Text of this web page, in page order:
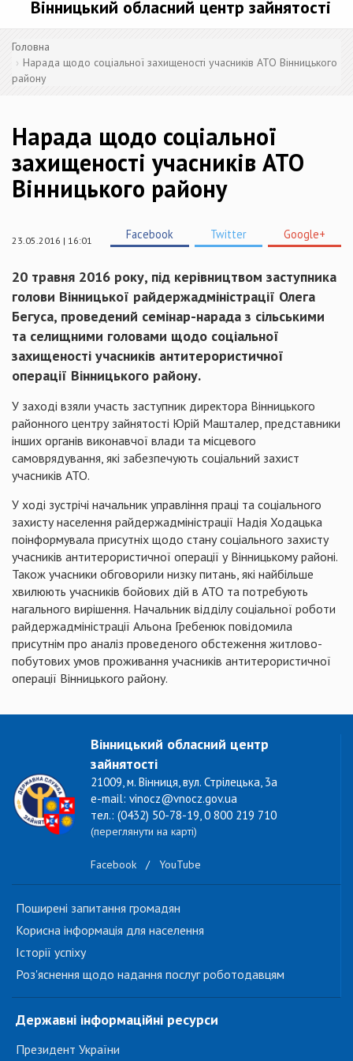
Вінницький обласний центр зайнятості
Головна
Нарада щодо соціальної захищеності учасників АТО Вінницького
району
Нарада щодо соціальної
захищеності учасників АТО
Вінницького району
23.05.2016 | 16:01 Facebook Twitter Google+
20 травня 2016 року, під керівництвом заступника
голови Вінницької райдержадміністрації Олега
Бегуса, проведений семінар-нарада з сільськими
та селищними головами щодо соціальної
захищеності учасників антитерористичної
операції Вінницького району.
У заході взяли участь заступник директора Вінницького
районного центру зайнятості Юрій Машталер, представники
інших органів виконавчої влади та місцевого
самоврядування, які забезпечують соціальний захист
учасників АТО.
У ході зустрічі начальник управління праці та соціального
захисту населення райдержадміністрації Надія Ходацька
поінформувала присутніх щодо стану соціального захисту
учасників антитерористичної операції у Вінницькому районі.
Також учасники обговорили низку питань, які найбільше
хвилюють учасників бойових дій в АТО та потребують
нагального вирішення. Начальник відділу соціальної роботи
райдержадміністрації Альона Гребенюк повідомила
присутнім про аналіз проведеного обстеження житлово-
побутових умов проживання учасників антитерористичної
операції Вінницького району.
Вінницький обласний центр
зайнятості
21009, м. Вінниця, вул. Стрілецька, 3а
e-mail: vinocz@vnocz.gov.ua
тел.: (0432) 50-78-19, 0 800 219 710
(переглянути на карті)
Facebook / YouTube
Поширені запитання громадян
Корисна інформація для населення
Історії успіху
Роз'яснення щодо надання послуг роботодавцям
Державні інформаційні ресурси
Президент України